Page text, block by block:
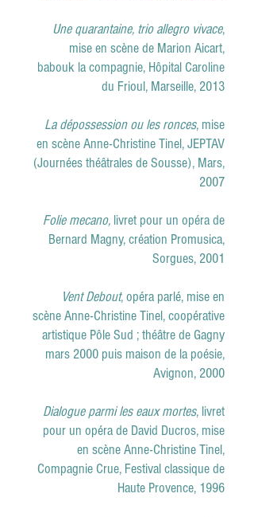
Une quarantaine, trio allegro vivace,
mise en scène de Marion Aicart,
babouk la compagnie, Hôpital Caroline
du Frioul, Marseille, 2013
La dépossession ou les ronces, mise
en scène Anne-Christine Tinel, JEPTAV
(Journées théâtrales de Sousse), Mars,
2007
Folie mecano, livret pour un opéra de
Bernard Magny, création Promusica,
Sorgues, 2001
Vent Debout, opéra parlé, mise en
scène Anne-Christine Tinel, coopérative
artistique Pôle Sud ; théâtre de Gagny
mars 2000 puis maison de la poésie,
Avignon, 2000
Dialogue parmi les eaux mortes, livret
pour un opéra de David Ducros, mise
en scène Anne-Christine Tinel,
Compagnie Crue, Festival classique de
Haute Provence, 1996